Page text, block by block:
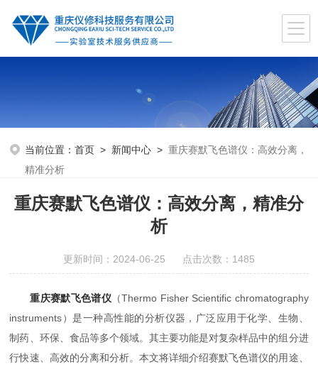
当前位置：首页 > 新闻中心 >重庆赛默飞色谱仪：高效分离，
精准分析
重庆赛默飞色谱仪：高效分离，精准分
析
更新时间：2024-06-25 点击次数：1485
重庆赛默飞色谱仪 （Thermo Fisher Scientific chromatography
instruments）是一种高性能的分析仪器，广泛应用于化学、生物、
制药、环保、食品等多个领域。其主要功能是对复杂样品中的组分进
行快速、高效的分离和分析。本文将详细介绍赛默飞色谱仪的用途、